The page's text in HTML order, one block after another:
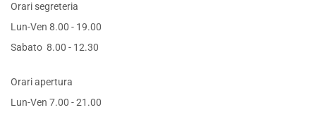
Orari segreteria
Lun-Ven 8.00 - 19.00
Sabato 8.00 - 12.30
Orari apertura
Lun-Ven 7.00 - 21.00